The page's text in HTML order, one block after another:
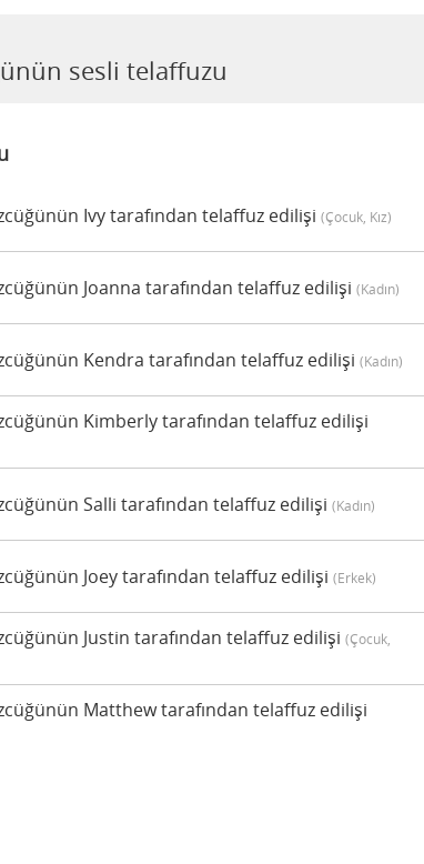
sesli telaffuzu
Ivy tarafından telaffuz edilişi (çocuk, Kız)
Joanna tarafından telaffuz edilişi (kadın)
Kendra tarafından telaffuz edilişi (kadın)
Kimberly tarafından telaffuz edilişi
Salli tarafından telaffuz edilişi (kadın)
Joey tarafından telaffuz edilişi (erkek)
Justin tarafından telaffuz edilişi (çocuk,
Matthew tarafından telaffuz edilişi